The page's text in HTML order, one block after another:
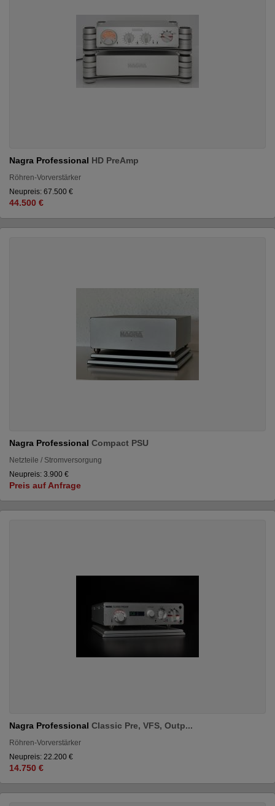
Nagra Professional HD PreAmp
Röhren-Vorverstärker
Neupreis: 67.500 €
44.500 €
Nagra Professional Compact PSU
Netzteile / Stromversorgung
Neupreis: 3.900 €
Preis auf Anfrage
Nagra Professional Classic Pre, VFS, Outp...
Röhren-Vorverstärker
Neupreis: 22.200 €
14.750 €